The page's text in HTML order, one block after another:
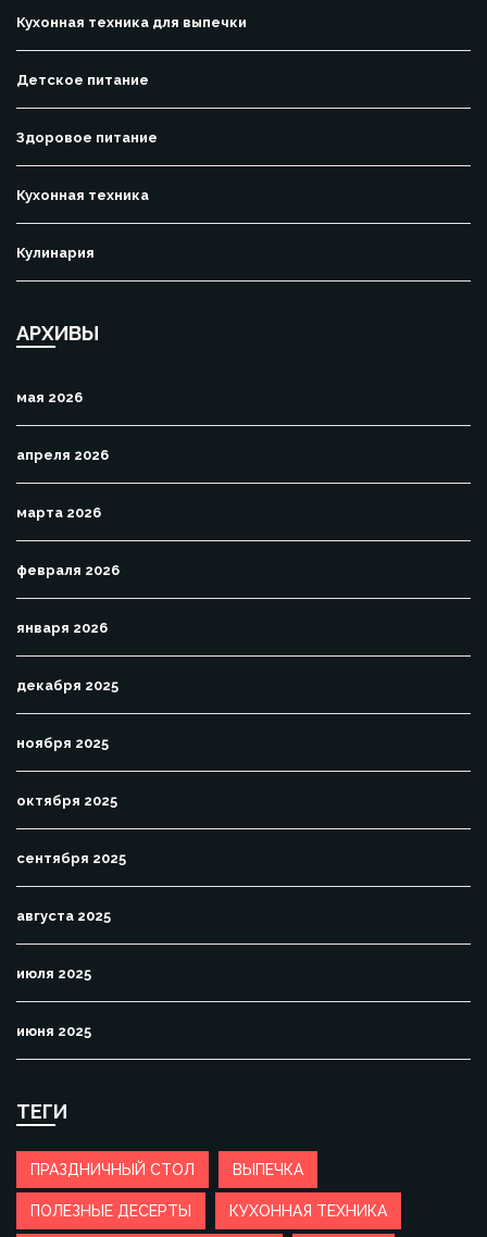
Кухонная техника для выпечки
Детское питание
Здоровое питание
Кухонная техника
Кулинария
АРХИВЫ
мая 2026
апреля 2026
марта 2026
февраля 2026
января 2026
декабря 2025
ноября 2025
октября 2025
сентября 2025
августа 2025
июля 2025
июня 2025
ТЕГИ
ПРАЗДНИЧНЫЙ СТОЛ ВЫПЕЧКА
ПОЛЕЗНЫЕ ДЕСЕРТЫ КУХОННАЯ ТЕХНИКА